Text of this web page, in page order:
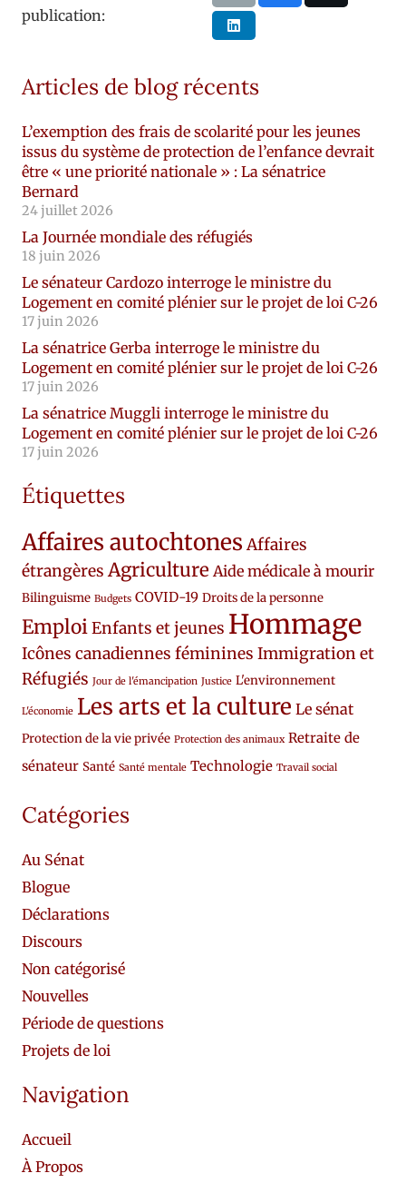
publication:
Articles de blog récents
L’exemption des frais de scolarité pour les jeunes
issus du système de protection de l’enfance devrait
être « une priorité nationale » : La sénatrice
Bernard
24 juillet 2026
La Journée mondiale des réfugiés
18 juin 2026
Le sénateur Cardozo interroge le ministre du
Logement en comité plénier sur le projet de loi C-26
17 juin 2026
La sénatrice Gerba interroge le ministre du
Logement en comité plénier sur le projet de loi C-26
17 juin 2026
La sénatrice Muggli interroge le ministre du
Logement en comité plénier sur le projet de loi C-26
17 juin 2026
Étiquettes
Affaires autochtones Affaires
étrangères Agriculture Aide médicale à mourir
Bilinguisme Budgets COVID-19 Droits de la personne
EmploiEnfants et jeunes Hommage
Icônes canadiennes féminines Immigration et
Réfugiés Jour de l'émancipation Justice L'environnement
L'économie Les arts et la culture Le sénat
Protection de la vie privée Protection des animaux Retraite de
sénateur Santé Santé mentale Technologie Travail social
Catégories
Au Sénat
Blogue
Déclarations
Discours
Non catégorisé
Nouvelles
Période de questions
Projets de loi
Navigation
Accueil
À Propos